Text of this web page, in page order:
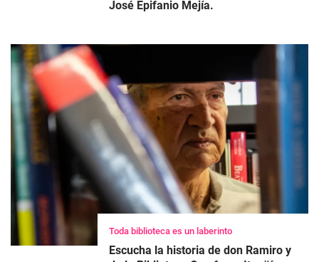
José Epifanio Mejía.
Toda biblioteca es un laberinto
Escucha la historia de don Ramiro y